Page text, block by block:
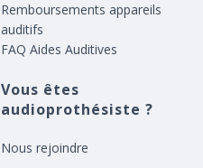
Remboursements appareils
auditifs
FAQ Aides Auditives
Vous êtes
audioprothésiste ?
Nous rejoindre